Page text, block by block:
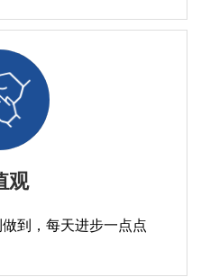
观
到，每天进步一点点